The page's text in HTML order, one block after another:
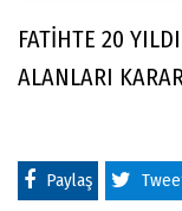
FATİHTE 20
ALANLARI
Paylaş